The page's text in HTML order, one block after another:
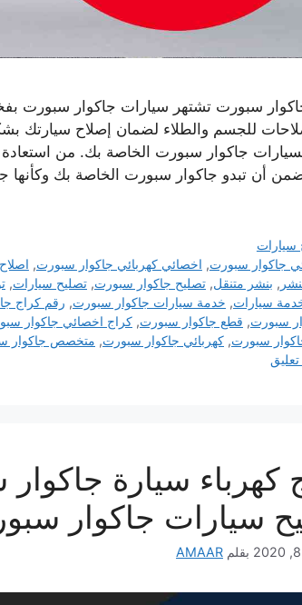
سبورت تشتهر سيارات جاكوار سبورت
للجسم والطلاء لضمان إصلاح سيارتك
جاكوار سبورت الخاصة بك. من
أن تبدو جاكوار سبورت الخاصة بك وكأنها
سيارات
جاكوار سبورت, اخصائي كهربائي جاكوار سبورت,
, بنشر متنقل, تصليح جاكوار سبورت, تصليح سيارات,
سيارات, خدمة سيارات جاكوار سبورت, رقم كراج
سبورت, قطع جاكوار سبورت, كراج اخصائي جاكوار
سبورت, كهربائي جاكوار سبورت, متخصص جاكوار
سيارات جاكوار
بقلم AMAAR